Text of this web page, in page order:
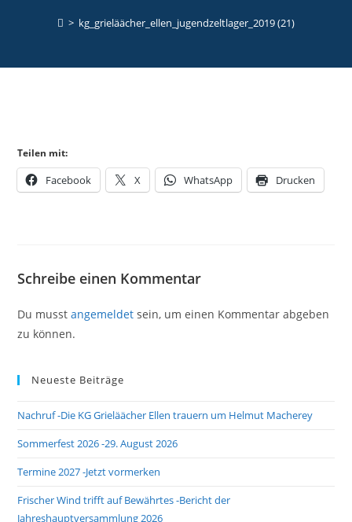
> kg_grieläächer_ellen_jugendzeltlager_2019 (21)
Teilen mit:
Facebook X WhatsApp Drucken
Schreibe einen Kommentar
Du musstangemeldet sein, um einen Kommentar abgeben
zu können.
Neueste Beiträge
Nachruf -Die KG Grieläächer Ellen trauern um Helmut Macherey
Sommerfest 2026 -29. August 2026
Termine 2027 -Jetzt vormerken
Frischer Wind trifft auf Bewährtes -Bericht der
Jahreshauptversammlung 2026